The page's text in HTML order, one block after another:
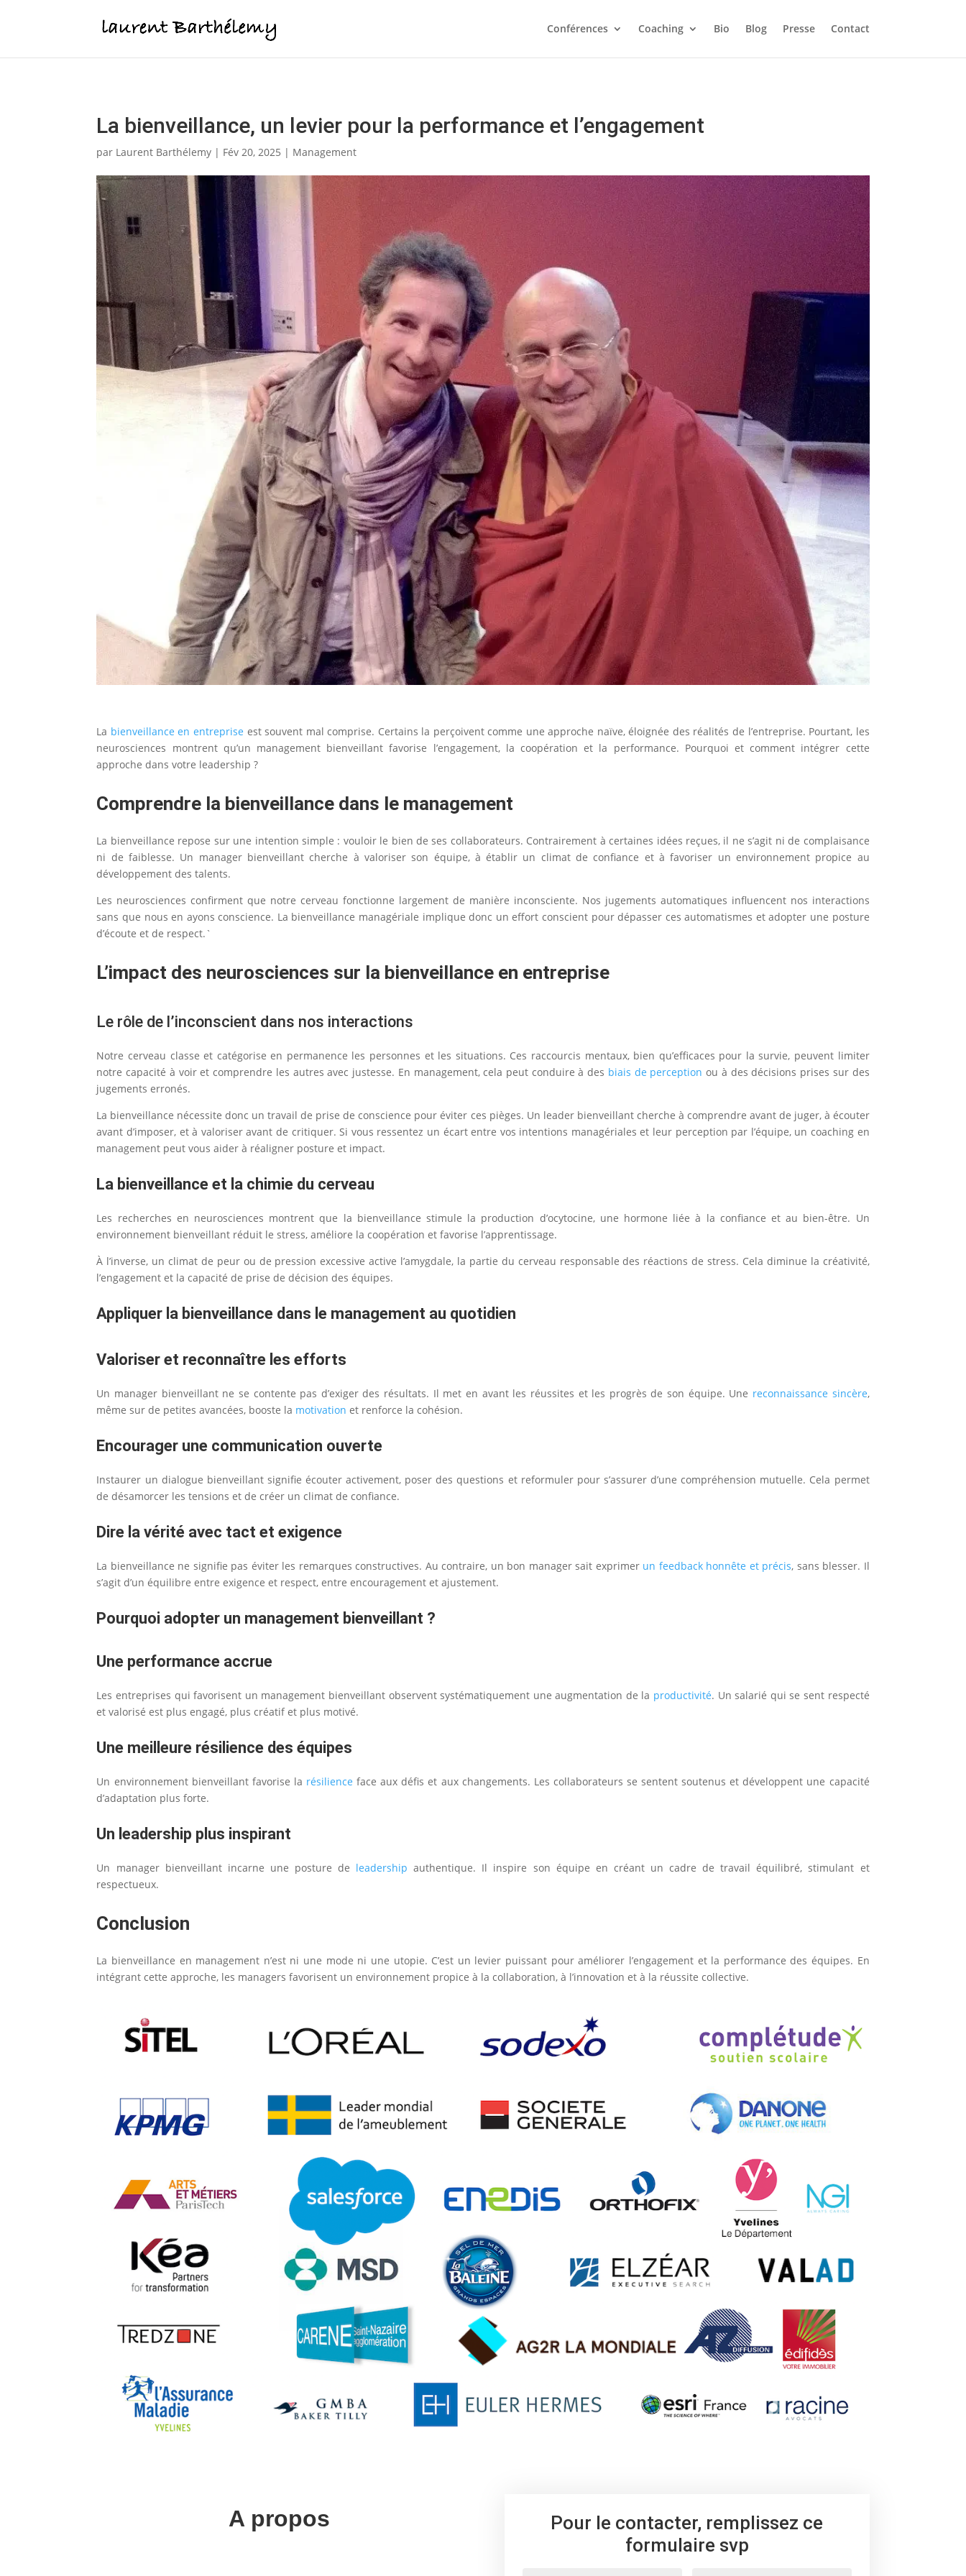
Votre QE est 2 fois plus prédictif de votre réussite que votre QI. Testez votre QE gratuitement.
Conférences Coaching Bio Blog Presse Contact
La bienveillance, un levier pour la performance et l’engagement
par Laurent Barthélemy | Fév 20, 2025 | Management
La bienveillance en entreprise est souvent mal comprise. Certains la perçoivent comme une approche naïve, éloignée des réalités de l’entreprise. Pourtant, les
neurosciences montrent qu’un management bienveillant favorise l’engagement, la coopération et la performance. Pourquoi et comment intégrer cette
approche dans votre leadership ?
Comprendre la bienveillance dans le management
La bienveillance repose sur une intention simple : vouloir le bien de ses collaborateurs. Contrairement à certaines idées reçues, il ne s’agit ni de complaisance
ni de faiblesse. Un manager bienveillant cherche à valoriser son équipe, à établir un climat de confiance et à favoriser un environnement propice au
développement des talents.
Les neurosciences confirment que notre cerveau fonctionne largement de manière inconsciente. Nos jugements automatiques influencent nos interactions
sans que nous en ayons conscience. La bienveillance managériale implique donc un effort conscient pour dépasser ces automatismes et adopter une posture
d’écoute et de respect.`
L’impact des neurosciences sur la bienveillance en entreprise
Le rôle de l’inconscient dans nos interactions
Notre cerveau classe et catégorise en permanence les personnes et les situations. Ces raccourcis mentaux, bien qu’efficaces pour la survie, peuvent limiter
notre capacité à voir et comprendre les autres avec justesse. En management, cela peut conduire à des biais de perception ou à des décisions prises sur des
jugements erronés.
La bienveillance nécessite donc un travail de prise de conscience pour éviter ces pièges. Un leader bienveillant cherche à comprendre avant de juger, à écouter
avant d’imposer, et à valoriser avant de critiquer. Si vous ressentez un écart entre vos intentions managériales et leur perception par l’équipe, un coaching en
management peut vous aider à réaligner posture et impact.
La bienveillance et la chimie du cerveau
Les recherches en neurosciences montrent que la bienveillance stimule la production d’ocytocine, une hormone liée à la confiance et au bien-être. Un
environnement bienveillant réduit le stress, améliore la coopération et favorise l’apprentissage.
À l’inverse, un climat de peur ou de pression excessive active l’amygdale, la partie du cerveau responsable des réactions de stress. Cela diminue la créativité,
l’engagement et la capacité de prise de décision des équipes.
Appliquer la bienveillance dans le management au quotidien
Valoriser et reconnaître les efforts
Un manager bienveillant ne se contente pas d’exiger des résultats. Il met en avant les réussites et les progrès de son équipe. Une reconnaissance sincère,
même sur de petites avancées, booste la motivation et renforce la cohésion.
Encourager une communication ouverte
Instaurer un dialogue bienveillant signifie écouter activement, poser des questions et reformuler pour s’assurer d’une compréhension mutuelle. Cela permet
de désamorcer les tensions et de créer un climat de confiance.
Dire la vérité avec tact et exigence
La bienveillance ne signifie pas éviter les remarques constructives. Au contraire, un bon manager sait exprimer un feedback honnête et précis, sans blesser. Il
s’agit d’un équilibre entre exigence et respect, entre encouragement et ajustement.
Pourquoi adopter un management bienveillant ?
Une performance accrue
Les entreprises qui favorisent un management bienveillant observent systématiquement une augmentation de la productivité. Un salarié qui se sent respecté
et valorisé est plus engagé, plus créatif et plus motivé.
Une meilleure résilience des équipes
Un environnement bienveillant favorise la résilience face aux défis et aux changements. Les collaborateurs se sentent soutenus et développent une capacité
d’adaptation plus forte.
Un leadership plus inspirant
Un manager bienveillant incarne une posture de leadership authentique. Il inspire son équipe en créant un cadre de travail équilibré, stimulant et
respectueux.
Conclusion
La bienveillance en management n’est ni une mode ni une utopie. C’est un levier puissant pour améliorer l’engagement et la performance des équipes. En
intégrant cette approche, les managers favorisent un environnement propice à la collaboration, à l’innovation et à la réussite collective.
A propos
Pour le contacter, remplissez ce
formulaire svp